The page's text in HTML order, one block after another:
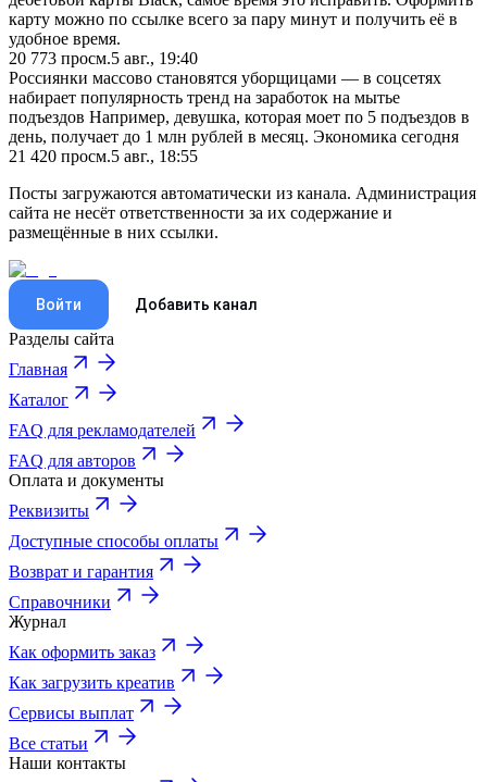
карту можно по ссылке всего за пару минут и получить её в
удобное время.
20 773 просм.5 авг., 19:40
Россиянки массово становятся уборщицами — в соцсетях
набирает популярность тренд на заработок на мытье
подъездов Например, девушка, которая моет по 5 подъездов в
день, получает до 1 млн рублей в месяц. Экономика сегодня
21 420 просм.5 авг., 18:55
Посты загружаются автоматически из канала. Администрация
сайта не несёт ответственности за их содержание и
размещённые в них ссылки.
Войти Добавить канал
Разделы сайта
Главная
Каталог
FAQ для рекламодателей
FAQ для авторов
Оплата и документы
Реквизиты
Доступные способы оплаты
Возврат и гарантия
Справочники
Журнал
Как оформить заказ
Как загрузить креатив
Сервисы выплат
Все статьи
Наши контакты